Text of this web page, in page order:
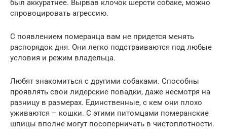
был аккуратнее. Вырвав клочок шерсти собаке, можно
спровоцировать агрессию.
С появлением померанца вам не придется менять
распорядок дня. Они легко подстраиваются под любые
условия и режим владельца.
Любят знакомиться с другими собаками. Способны
проявлять свои лидерские повадки, даже несмотря на
разницу в размерах. Единственные, с кем они плохо
уживаются – кошки. С этими питомцами померанские
шпицы вполне могут посоперничать в чистоплотности.